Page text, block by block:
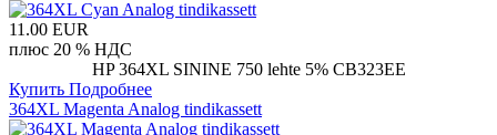
11.00 EUR
плюс 20 % НДС
HP 364XL SININE 750 lehte 5% CB323EE
Купить Подробнее
364XL Magenta Analog tindikassett